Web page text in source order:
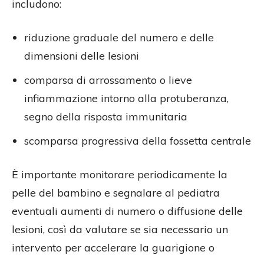
includono:
riduzione graduale del numero e delle
dimensioni delle lesioni
comparsa di arrossamento o lieve
infiammazione intorno alla protuberanza,
segno della risposta immunitaria
scomparsa progressiva della fossetta centrale
È importante monitorare periodicamente la
pelle del bambino e segnalare al pediatra
eventuali aumenti di numero o diffusione delle
lesioni, così da valutare se sia necessario un
intervento per accelerare la guarigione o